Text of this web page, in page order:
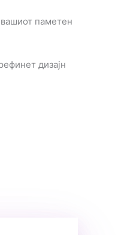
паметен
дизајн